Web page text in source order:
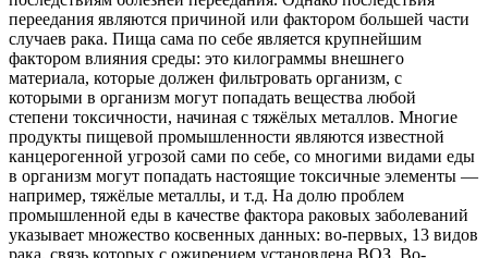
переедания являются причиной или фактором большей части
случаев рака. Пища сама по себе является крупнейшим
фактором влияния среды: это килограммы внешнего
материала, которые должен фильтровать организм, с
которыми в организм могут попадать вещества любой
степени токсичности, начиная с тяжёлых металлов. Многие
продукты пищевой промышленности являются известной
канцерогенной угрозой сами по себе, со многими видами еды
в организм могут попадать настоящие токсичные элементы —
например, тяжёлые металлы, и т.д. На долю проблем
промышленной еды в качестве фактора раковых заболеваний
указывает множество косвенных данных: во-первых, 13 видов
рака, связь которых с ожирением установлена ВОЗ. Во-